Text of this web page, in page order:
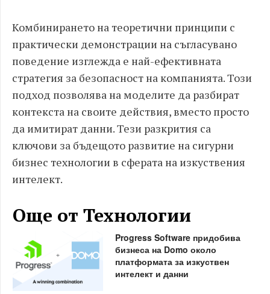
Комбинирането на теоретични принципи с
практически демонстрации на съгласувано
поведение изглежда е най-ефективната
стратегия за безопасност на компанията. Този
подход позволява на моделите да разбират
контекста на своите действия, вместо просто
да имитират данни. Тези разкрития са
ключови за бъдещото развитие на сигурни
бизнес технологии в сферата на изкуствения
интелект.
Още от Технологии
Progress Software придобива
бизнеса на Domo около
платформата за изкуствен
интелект и данни